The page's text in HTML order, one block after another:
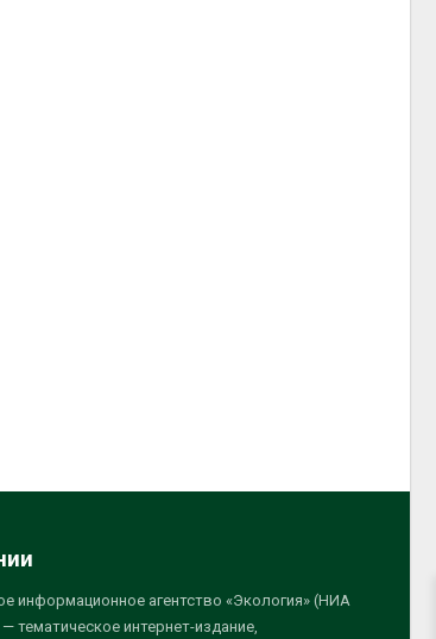
информационное агентство «Экология» (НИА
тематическое интернет-издание,